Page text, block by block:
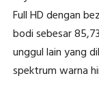
Full HD dengan
bodi sebesar
unggul lain yang
spektrum warna